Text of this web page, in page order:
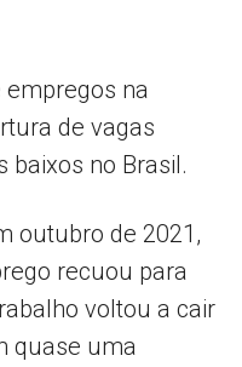
na
de vagas
baixos no Brasil.
outubro de 2021,
recuou para
voltou a cair
quase uma